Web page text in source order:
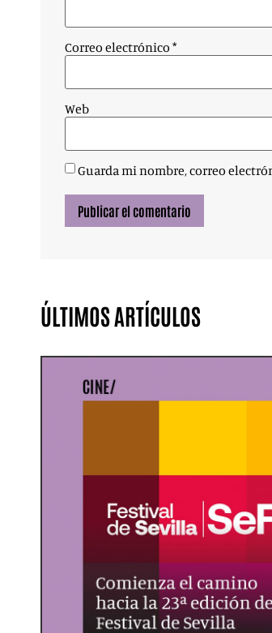
Correo electrónico *
Web
Guarda mi nombre, correo
ÚLTIMOS ARTÍCULOS